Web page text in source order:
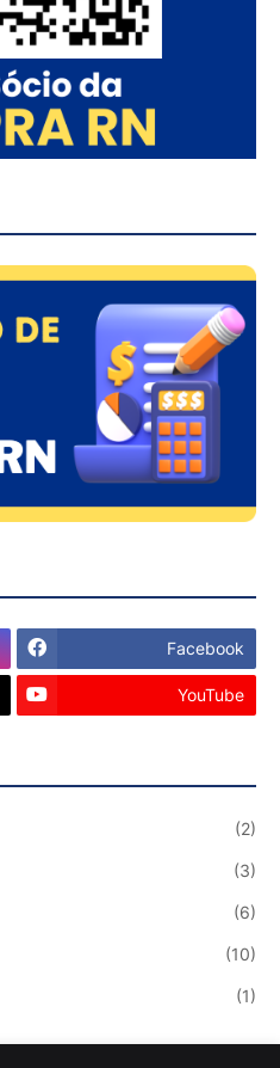
Facebook
YouTube
(2)
(3)
(6)
(10)
(1)